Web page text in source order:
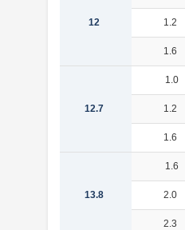
12 1.2
1.6
12.7
1.0
1.2
1.6
13.8
1.6
2.0
2.3